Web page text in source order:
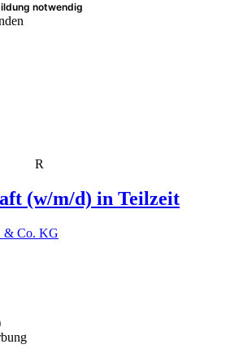
notwendig
R
(w/m/d) in Teilzeit
& Co. KG